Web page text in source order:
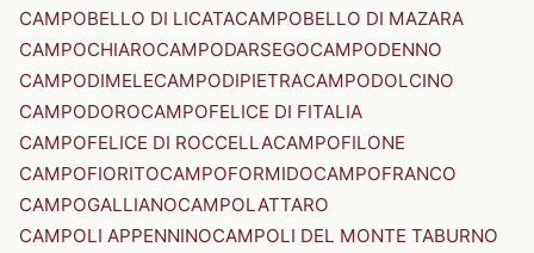
CAMPOBELLO DI LICATACAMPOBELLO DI MAZARA
CAMPOCHIAROCAMPODARSEGOCAMPODENNO
CAMPODIMELECAMPODIPIETRACAMPODOLCINO
CAMPODOROCAMPOFELICE DI FITALIA
CAMPOFELICE DI ROCCELLACAMPOFILONE
CAMPOFIORITOCAMPOFORMIDOCAMPOFRANCO
CAMPOGALLIANOCAMPOLATTARO
CAMPOLI APPENNINOCAMPOLI DEL MONTE TABURNO